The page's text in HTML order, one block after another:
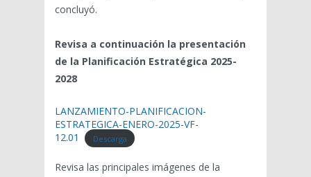
concluyó.
Revisa a continuación la presentación
de la Planificación Estratégica 2025-
2028
LANZAMIENTO-PLANIFICACION-
ESTRATEGICA-ENERO-2025-VF-
12.01
Descarga
Revisa las principales imágenes de la